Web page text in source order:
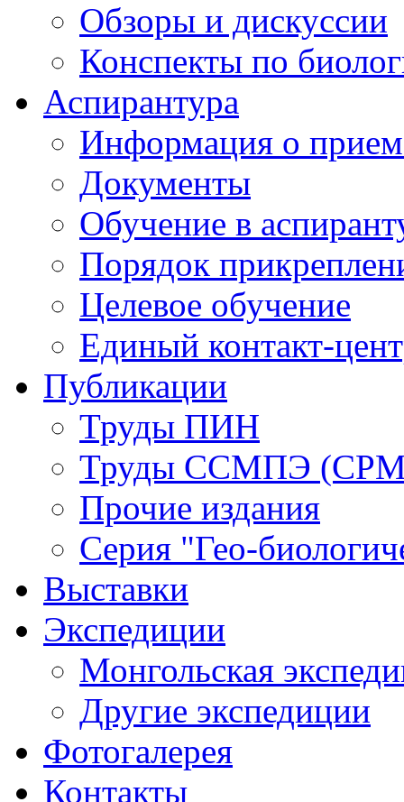
Обзоры и дискуссии
Конспекты по
Аспирантура
Информация о
Документы
Обучение в
Порядок
Целевое обучение
Единый контакт-
Публикации
Труды ПИН
Труды ССМПЭ
Прочие издания
Серия "Гео-
Выставки
Экспедиции
Монгольская
Другие экспедиции
Фотогалерея
Контакты